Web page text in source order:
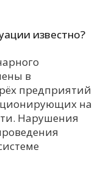
У
Х
Ч
Я
известно?
в
предприятий
на
Нарушения